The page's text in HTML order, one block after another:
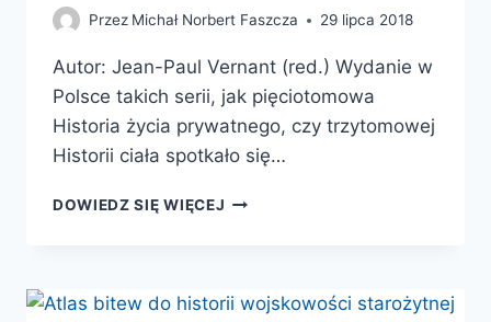
Przez Michał Norbert Faszcza 29 lipca 2018
Autor: Jean-Paul Vernant (red.) Wydanie w
Polsce takich serii, jak pięciotomowa
Historia życia prywatnego, czy trzytomowej
Historii ciała spotkało się…
DOWIEDZ SIĘ WIĘCEJ CZŁOWIEK